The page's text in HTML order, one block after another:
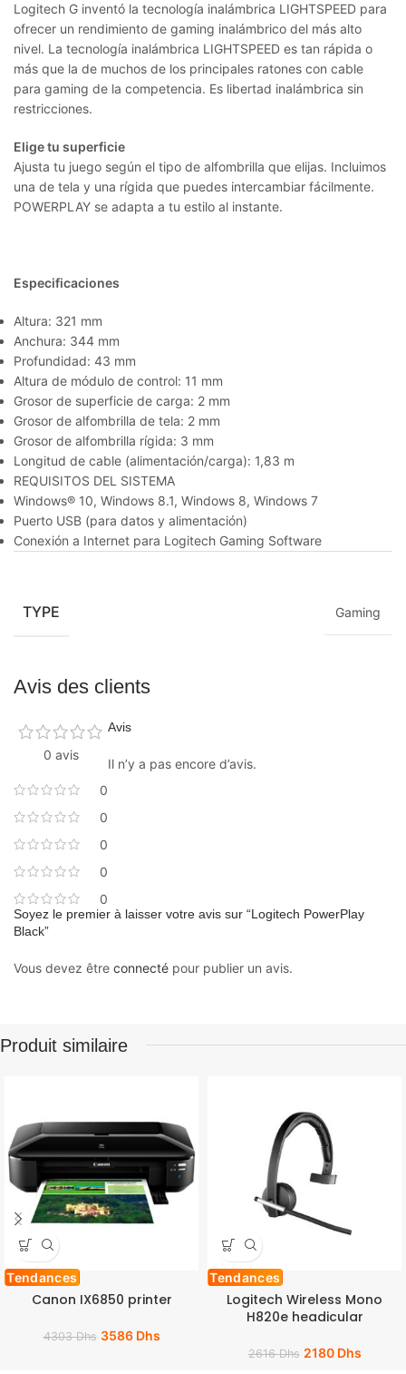
Logitech G inventó la tecnología inalámbrica LIGHTSPEED para
ofrecer un rendimiento de gaming inalámbrico del más alto
nivel. La tecnología inalámbrica LIGHTSPEED es tan rápida o
más que la de muchos de los principales ratones con cable
para gaming de la competencia. Es libertad inalámbrica sin
restricciones.
Elige tu superficie
Ajusta tu juego según el tipo de alfombrilla que elijas. Incluimos
una de tela y una rígida que puedes intercambiar fácilmente.
POWERPLAY se adapta a tu estilo al instante.
Especificaciones
Altura: 321 mm
Anchura: 344 mm
Profundidad: 43 mm
Altura de módulo de control: 11 mm
Grosor de superficie de carga: 2 mm
Grosor de alfombrilla de tela: 2 mm
Grosor de alfombrilla rígida: 3 mm
Longitud de cable (alimentación/carga): 1,83 m
REQUISITOS DEL SISTEMA
Windows® 10, Windows 8.1, Windows 8, Windows 7
Puerto USB (para datos y alimentación)
Conexión a Internet para Logitech Gaming Software
TYPE Gaming
Avis des clients
0 avis
0
0
0
0
0
Avis
Il n’y a pas encore d’avis.
Soyez le premier à laisser votre avis sur “Logitech PowerPlay
Black”
Vous devez être connecté pour publier un avis.
Produit similaire
Tendances
Canon IX6850 printer
4303Dhs 3586 Dhs
Tendances
Logitech Wireless Mono
H820e headicular
2616Dhs 2180 Dhs